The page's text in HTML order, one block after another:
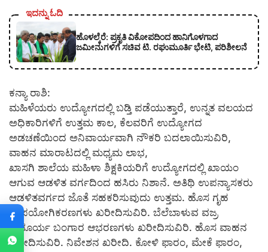
ಇದನ್ನು ಓದಿ
ಹೊಳಲ್ಕೆರೆ: ಪ್ರಕೃತಿ ವಿಕೋಪದಿಂದ ಹಾನಿಗೊಳಗಾದ
ಜಮೀನುಗಳಿಗೆ ಸಚಿವ ಟಿ. ರಘುಮೂರ್ತಿ ಭೇಟಿ, ಪರಿಶೀಲನೆ
ಕನ್ಯಾ ರಾಶಿ:
ಮಹಿಳೆಯರು ಉದ್ಯೋಗದಲ್ಲಿ ಬಡ್ತಿ ಪಡೆಯುತ್ತಾರೆ, ಉನ್ನತ ವಲಯದ
ಅಧಿಕಾರಿಗಳಿಗೆ ಉತ್ತಮ ಕಾಲ, ಕೆಲವರಿಗೆ ಉದ್ಯೋಗದ
ಅಡಚಣೆಯಿಂದ ಅನಿವಾರ್ಯವಾಗಿ ನೌಕರಿ ಬದಲಾಯಿಸುವಿರಿ,
ವಾಹನ ಮಾರಾಟದಲ್ಲಿ ಮಧ್ಯಮ ಲಾಭ,
ಖಾಸಗಿ ಶಾಲೆಯ ಮಹಿಳಾ ಶಿಕ್ಷಕಿಯರಿಗೆ ಉದ್ಯೋಗದಲ್ಲಿ ಖಾಯಂ
ಆಗುವ ಆಡಳಿತ ವರ್ಗದಿಂದ ಹಸಿರು ನಿಶಾನೆ. ಅತಿಥಿ ಉಪನ್ಯಾಸಕರು
ಆಡಳಿತವರ್ಗದ ಜೊತೆ ಸಹಕರಿಸುವುದು ಉತ್ತಮ. ಹೊಸ ಗೃಹ
ಉಪಯೋಗಿಕರಣಗಳು ಖರೀದಿಸುವಿರಿ. ಬೆಲೆಬಾಳುವ ವಜ್ರ
ವೈಡೂರ್ಯ ಬಂಗಾರ ಆಭರಣಗಳು ಖರೀದಿಸುವಿರಿ. ಹೊಸ ವಾಹನ
ಖರೀದಿಸುವಿರಿ. ನಿವೇಶನ ಖರೀದಿ. ಕೋಳಿ ಫಾರಂ, ಮೇಕೆ ಫಾರಂ,